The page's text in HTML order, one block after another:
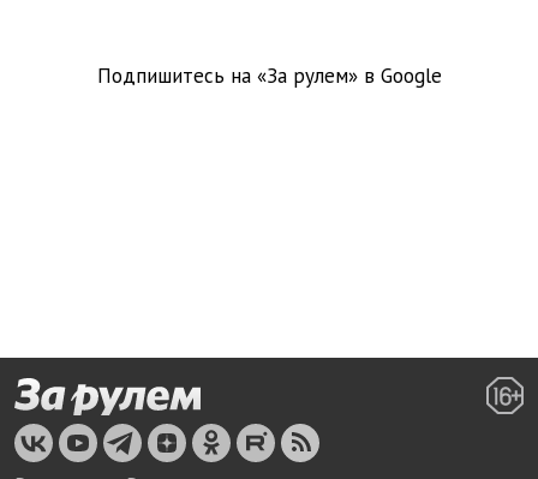
Подпишитесь на «За рулем» в Google